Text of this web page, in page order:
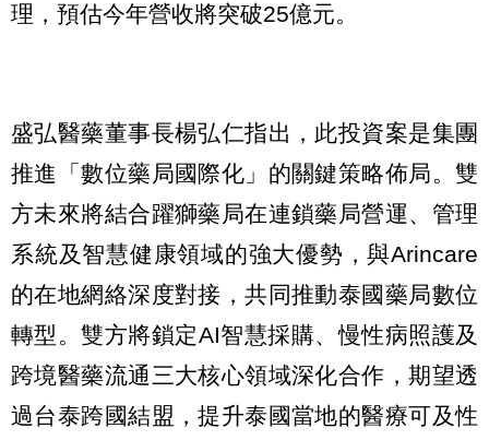
理，預估今年營收將突破25億元。
盛弘醫藥董事長楊弘仁指出，此投資案是集團
推進「數位藥局國際化」的關鍵策略佈局。雙
方未來將結合躍獅藥局在連鎖藥局營運、管理
系統及智慧健康領域的強大優勢，與Arincare
的在地網絡深度對接，共同推動泰國藥局數位
轉型。雙方將鎖定AI智慧採購、慢性病照護及
跨境醫藥流通三大核心領域深化合作，期望透
過台泰跨國結盟，提升泰國當地的醫療可及性